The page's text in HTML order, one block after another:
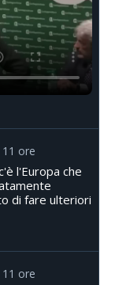
11 ore
l'Europa che
di fare ulteriori
11 ore